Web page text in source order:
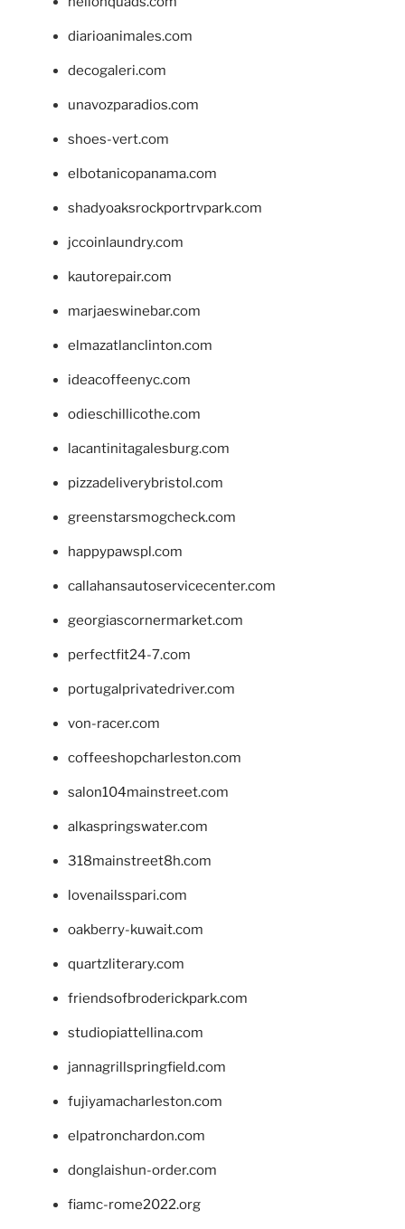
diarioanimales.com
decogaleri.com
unavozparadios.com
shoes-vert.com
elbotanicopanama.com
shadyoaksrockportrvpark.com
jccoinlaundry.com
kautorepair.com
marjaeswinebar.com
elmazatlanclinton.com
ideacoffeenyc.com
odieschillicothe.com
lacantinitagalesburg.com
pizzadeliverybristol.com
greenstarsmogcheck.com
happypawspl.com
callahansautoservicecenter.com
georgiascornermarket.com
perfectfit24-7.com
portugalprivatedriver.com
von-racer.com
coffeeshopcharleston.com
salon104mainstreet.com
alkaspringswater.com
318mainstreet8h.com
lovenailsspari.com
oakberry-kuwait.com
quartzliterary.com
friendsofbroderickpark.com
studiopiattellina.com
jannagrillspringfield.com
fujiyamacharleston.com
elpatronchardon.com
donglaishun-order.com
fiamc-rome2022.org